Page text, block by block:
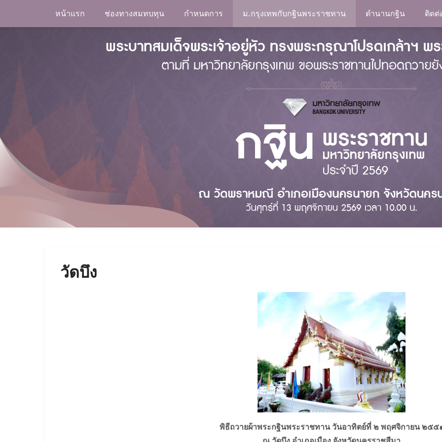
content
หน้าแรก ช่องทางสมทบทุน กำหนดการ ม.กรุงเทพกับกฐินพระราชทาน ตำนานกฐิน ติดต่
วัดบึง
พิธีถวายผ้าพระกฐินพระราชทาน วันอาทิตย์ที่ ๒ พฤศจิกายน ๒๕๕